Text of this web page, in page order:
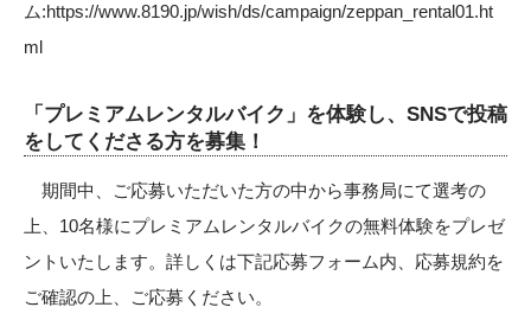
ム:https://www.8190.jp/wish/ds/campaign/zeppan_rental01.ht
ml
「プレミアムレンタルバイク」を体験し、SNSで投稿
をしてくださる方を募集！
期間中、ご応募いただいた方の中から事務局にて選考の
上、10名様にプレミアムレンタルバイクの無料体験をプレゼ
ントいたします。詳しくは下記応募フォーム内、応募規約を
ご確認の上、ご応募ください。